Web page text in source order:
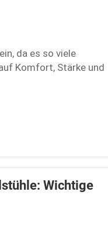
da es so viele
Komfort, Stärke und
die eigenen …
Wichtige